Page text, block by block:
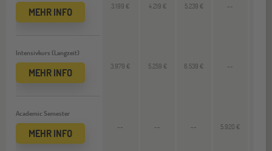
MEHR INFO
Intensivkurs (Langzeit)
MEHR INFO
Academic Semester
MEHR INFO
3.199 € 4.219 € 5.239 € --
3.979 € 5.259 € 6.539 € --
-- -- -- 5.920 €